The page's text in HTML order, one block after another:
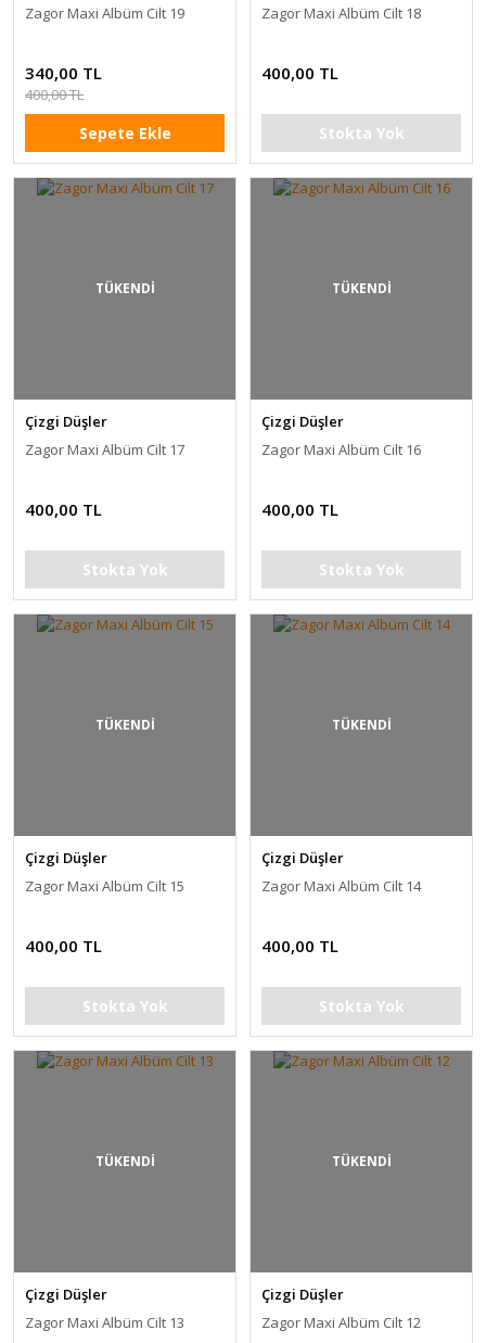
Zagor Maxi Albüm Cilt 19
340,00 TL
400,00 TL
Sepete Ekle
Zagor Maxi Albüm Cilt 18
400,00 TL
Stokta Yok
TÜKENDİ
Çizgi Düşler
Zagor Maxi Albüm Cilt 17
400,00 TL
Stokta Yok
TÜKENDİ
Çizgi Düşler
Zagor Maxi Albüm Cilt 16
400,00 TL
Stokta Yok
TÜKENDİ
Çizgi Düşler
Zagor Maxi Albüm Cilt 15
400,00 TL
Stokta Yok
TÜKENDİ
Çizgi Düşler
Zagor Maxi Albüm Cilt 14
400,00 TL
Stokta Yok
TÜKENDİ
Çizgi Düşler
Zagor Maxi Albüm Cilt 13
TÜKENDİ
Çizgi Düşler
Zagor Maxi Albüm Cilt 12